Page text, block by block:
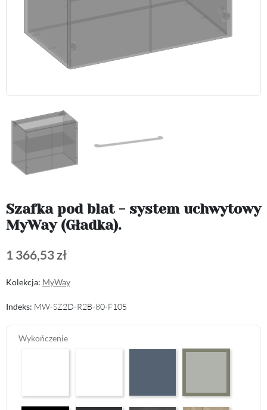
Szafka pod blat - system uchwytowy
MyWay (Gładka).
1 366,53 zł
Kolekcja: MyWay
Indeks: MW-SZ2D-R2B-80-F105
Wykończenie
Premium White Supermatt F83
Perfect Touch Parisian Blue F103